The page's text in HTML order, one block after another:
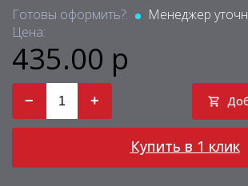
Готовы оформить?:
Менеджер
Цена:
435.00 р
− +
Купить в 1 клик